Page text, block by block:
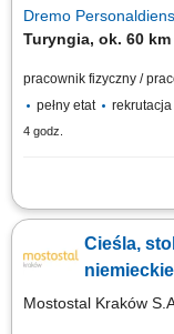
Dremo
Turyngia, ok. 60
pracownik fizyczny /
pełny etat
4 godz.
Zakład produkcyjny
obowiązków: Obróbka i
montażu; Cięcie i
Cieśla,
Mostostal Kraków